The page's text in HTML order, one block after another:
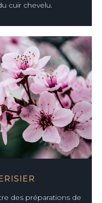
cuir chevelu.
des préparations de